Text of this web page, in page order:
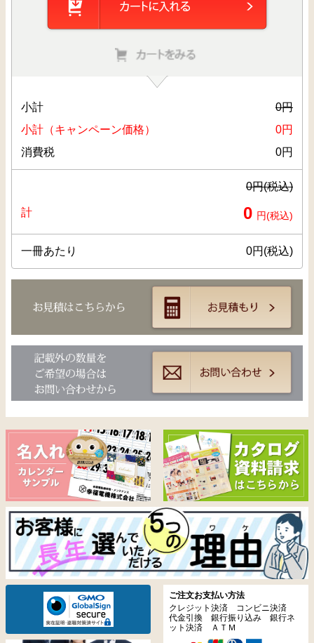
小計 0円
小計（キャンペーン価格）
0円
消費税
0円
0円(税込)
計 0 円(税込)
一冊あたり 0円(税込)
ご注文お支払い方法
クレジット決済 コンビニ決済
代金引換 銀行振り込み 銀行ネ
ット決済 ＡＴＭ